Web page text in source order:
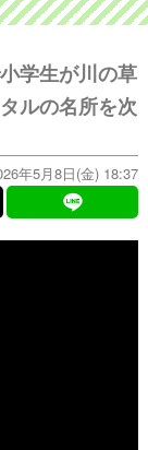
学生が川の草
ルの名所を次
年5月8日(金) 18:37